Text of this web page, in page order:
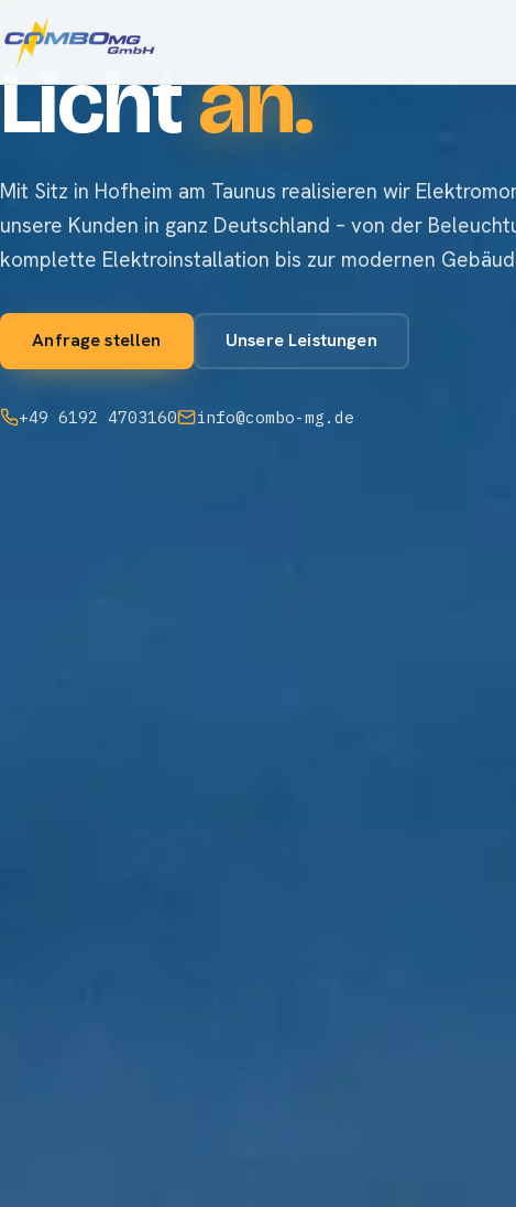
400 V
Lichtan.
Mit Sitz in Hofheim am Taunus realisieren wir
unsere Kunden in ganz Deutschland – von der
komplette Elektroinstallation bis zur modernen
Anfrage stellen Unsere Leistungen
+49 6192 4703160 info@combo-mg.de